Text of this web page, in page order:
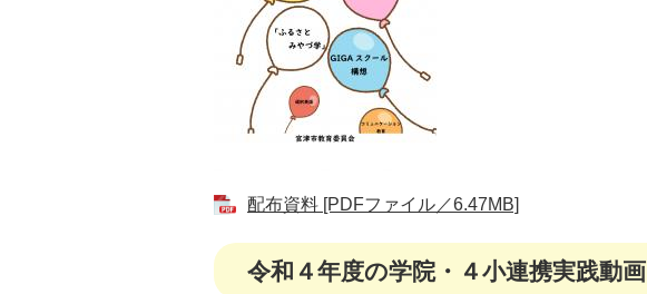
配布資料 [PDFファイル／6.47MB]
令和４年度の学院・４小連携実践動画